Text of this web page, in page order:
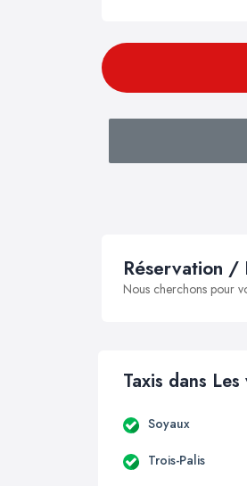
Réservation /
Nous cherchons pour
Taxis dans
Soyaux
Trois-Palis